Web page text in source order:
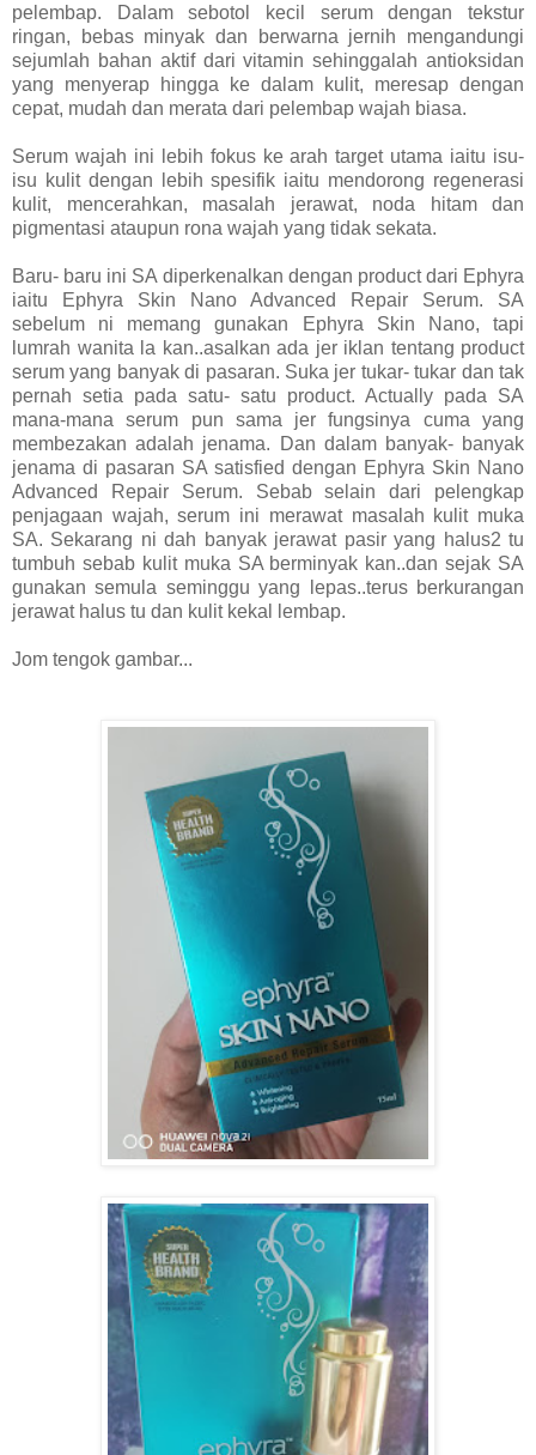
pelembap. Dalam sebotol kecil serum dengan tekstur
ringan, bebas minyak dan berwarna jernih mengandungi
sejumlah bahan aktif dari vitamin sehinggalah antioksidan
yang menyerap hingga ke dalam kulit, meresap dengan
cepat, mudah dan merata dari pelembap wajah biasa.
Serum wajah ini lebih fokus ke arah target utama iaitu isu-
isu kulit dengan lebih spesifik iaitu mendorong regenerasi
kulit, mencerahkan, masalah jerawat, noda hitam dan
pigmentasi ataupun rona wajah yang tidak sekata.
Baru- baru ini SA diperkenalkan dengan product dari Ephyra
iaitu Ephyra Skin Nano Advanced Repair Serum. SA
sebelum ni memang gunakan Ephyra Skin Nano, tapi
lumrah wanita la kan..asalkan ada jer iklan tentang product
serum yang banyak di pasaran. Suka jer tukar- tukar dan tak
pernah setia pada satu- satu product. Actually pada SA
mana-mana serum pun sama jer fungsinya cuma yang
membezakan adalah jenama. Dan dalam banyak- banyak
jenama di pasaran SA satisfied dengan Ephyra Skin Nano
Advanced Repair Serum. Sebab selain dari pelengkap
penjagaan wajah, serum ini merawat masalah kulit muka
SA. Sekarang ni dah banyak jerawat pasir yang halus2 tu
tumbuh sebab kulit muka SA berminyak kan..dan sejak SA
gunakan semula seminggu yang lepas..terus berkurangan
jerawat halus tu dan kulit kekal lembap.
Jom tengok gambar...